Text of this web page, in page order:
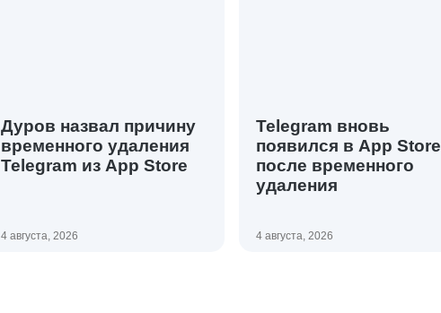
Дуров назвал причину
временного удаления
Telegram из App Store
4 августа, 2026
Telegram вновь
появился в App Store
после временного
удаления
4 августа, 2026